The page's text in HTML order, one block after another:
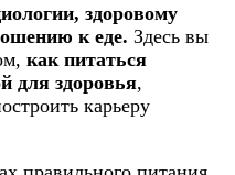
здоровому
к еде. Здесь вы
как питаться
для здоровья,
карьеру